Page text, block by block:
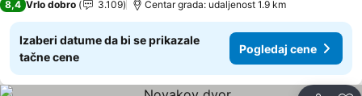
8,4 Vrlo dobro 3.109 Centar grada: udaljenost 1.9 km
Izaberi datume da bi se prikazale
tačne cene
Pogledaj cene